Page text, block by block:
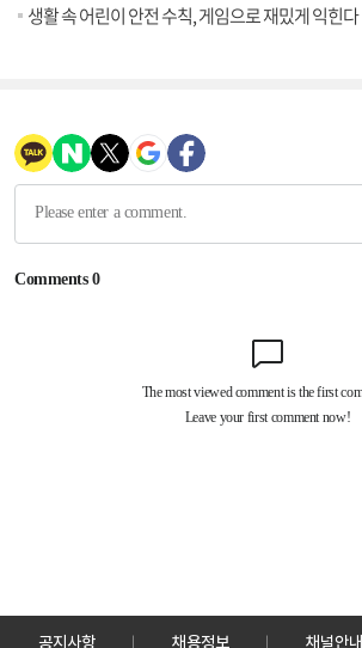
생활 속 어린이 안전 수칙, 게임으로 재밌게 익힌다
공지사항 채용정보 채널안내